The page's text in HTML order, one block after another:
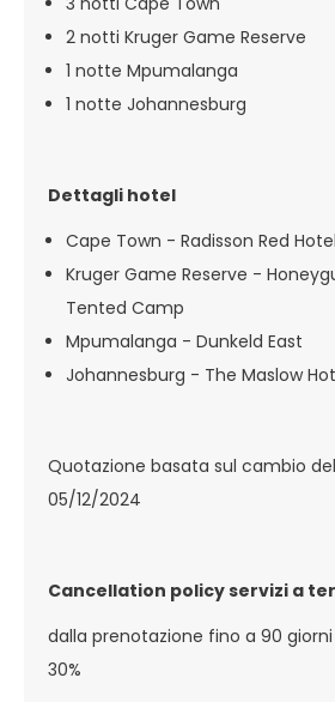
2 notti Kruger Game Reserve
1 notte Mpumalanga
1 notte Johannesburg
Dettagli hotel
Cape Town - Radisson Red Hotel
Kruger Game Reserve -
Tented Camp
Mpumalanga - Dunkeld East
Johannesburg - The Maslow
Quotazione basata sul cambio
05/12/2024
Cancellation policy servizi a
dalla prenotazione fino a 90
30%